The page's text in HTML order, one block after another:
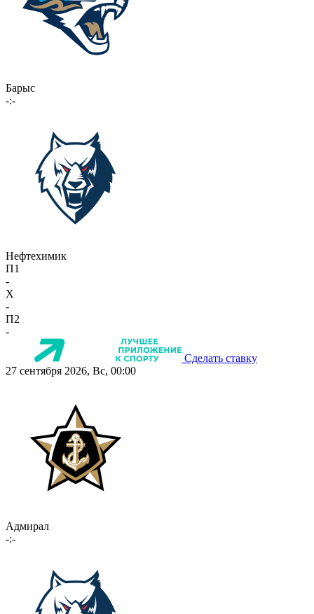
Барыс
-:-
Нефтехимик
П1
-
X
-
П2
-
Сделать ставку
27 сентября 2026, Вс, 00:00
Адмирал
-:-